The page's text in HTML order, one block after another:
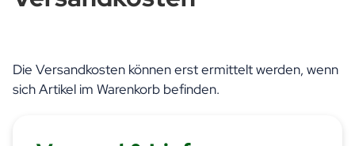
Die Versandkosten können erst ermittelt werden, wenn
sich Artikel im Warenkorb befinden.